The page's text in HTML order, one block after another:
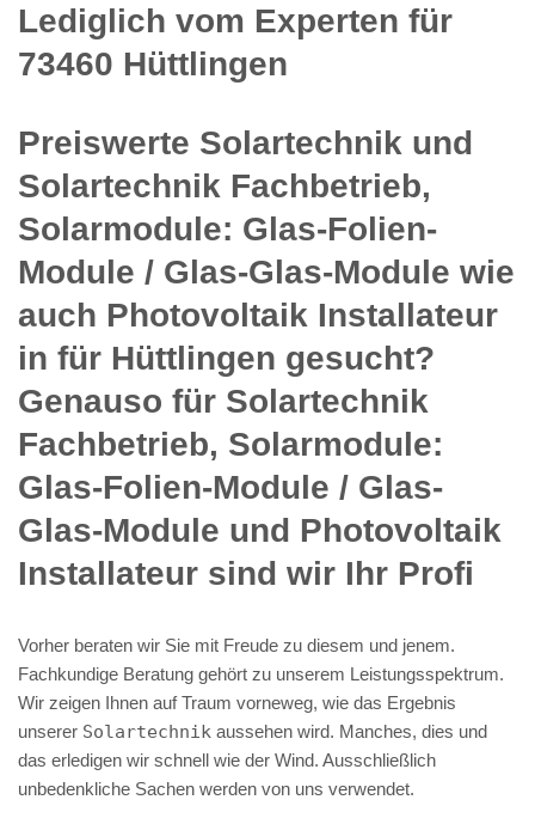
Lediglich vom Experten für
73460 Hüttlingen
Preiswerte Solartechnik und
Solartechnik Fachbetrieb,
Solarmodule: Glas-Folien-
Module / Glas-Glas-Module wie
auch Photovoltaik Installateur
in für Hüttlingen gesucht?
Genauso für Solartechnik
Fachbetrieb, Solarmodule:
Glas-Folien-Module / Glas-
Glas-Module und Photovoltaik
Installateur sind wir Ihr Profi
Vorher beraten wir Sie mit Freude zu diesem und jenem.
Fachkundige Beratung gehört zu unserem Leistungsspektrum.
Wir zeigen Ihnen auf Traum vorneweg, wie das Ergebnis
unserer Solartechnik aussehen wird. Manches, dies und
das erledigen wir schnell wie der Wind. Ausschließlich
unbedenkliche Sachen werden von uns verwendet.